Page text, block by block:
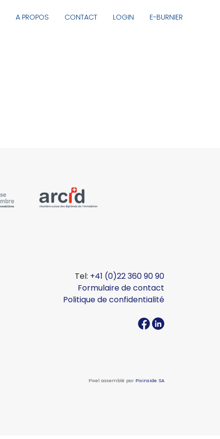
A PROPOS CONTACT LOGIN E-BURNIER
Tel: +41 (0)22 360 90 90
Formulaire de contact
Politique de confidentialité
Pixel assemblé par Pixinside SA